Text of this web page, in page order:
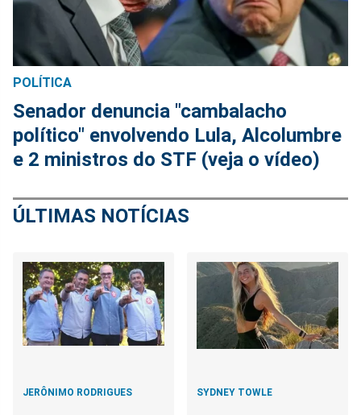
POLÍTICA
Senador denuncia "cambalacho
político" envolvendo Lula, Alcolumbre
e 2 ministros do STF (veja o vídeo)
ÚLTIMAS NOTÍCIAS
JERÔNIMO RODRIGUES SYDNEY TOWLE